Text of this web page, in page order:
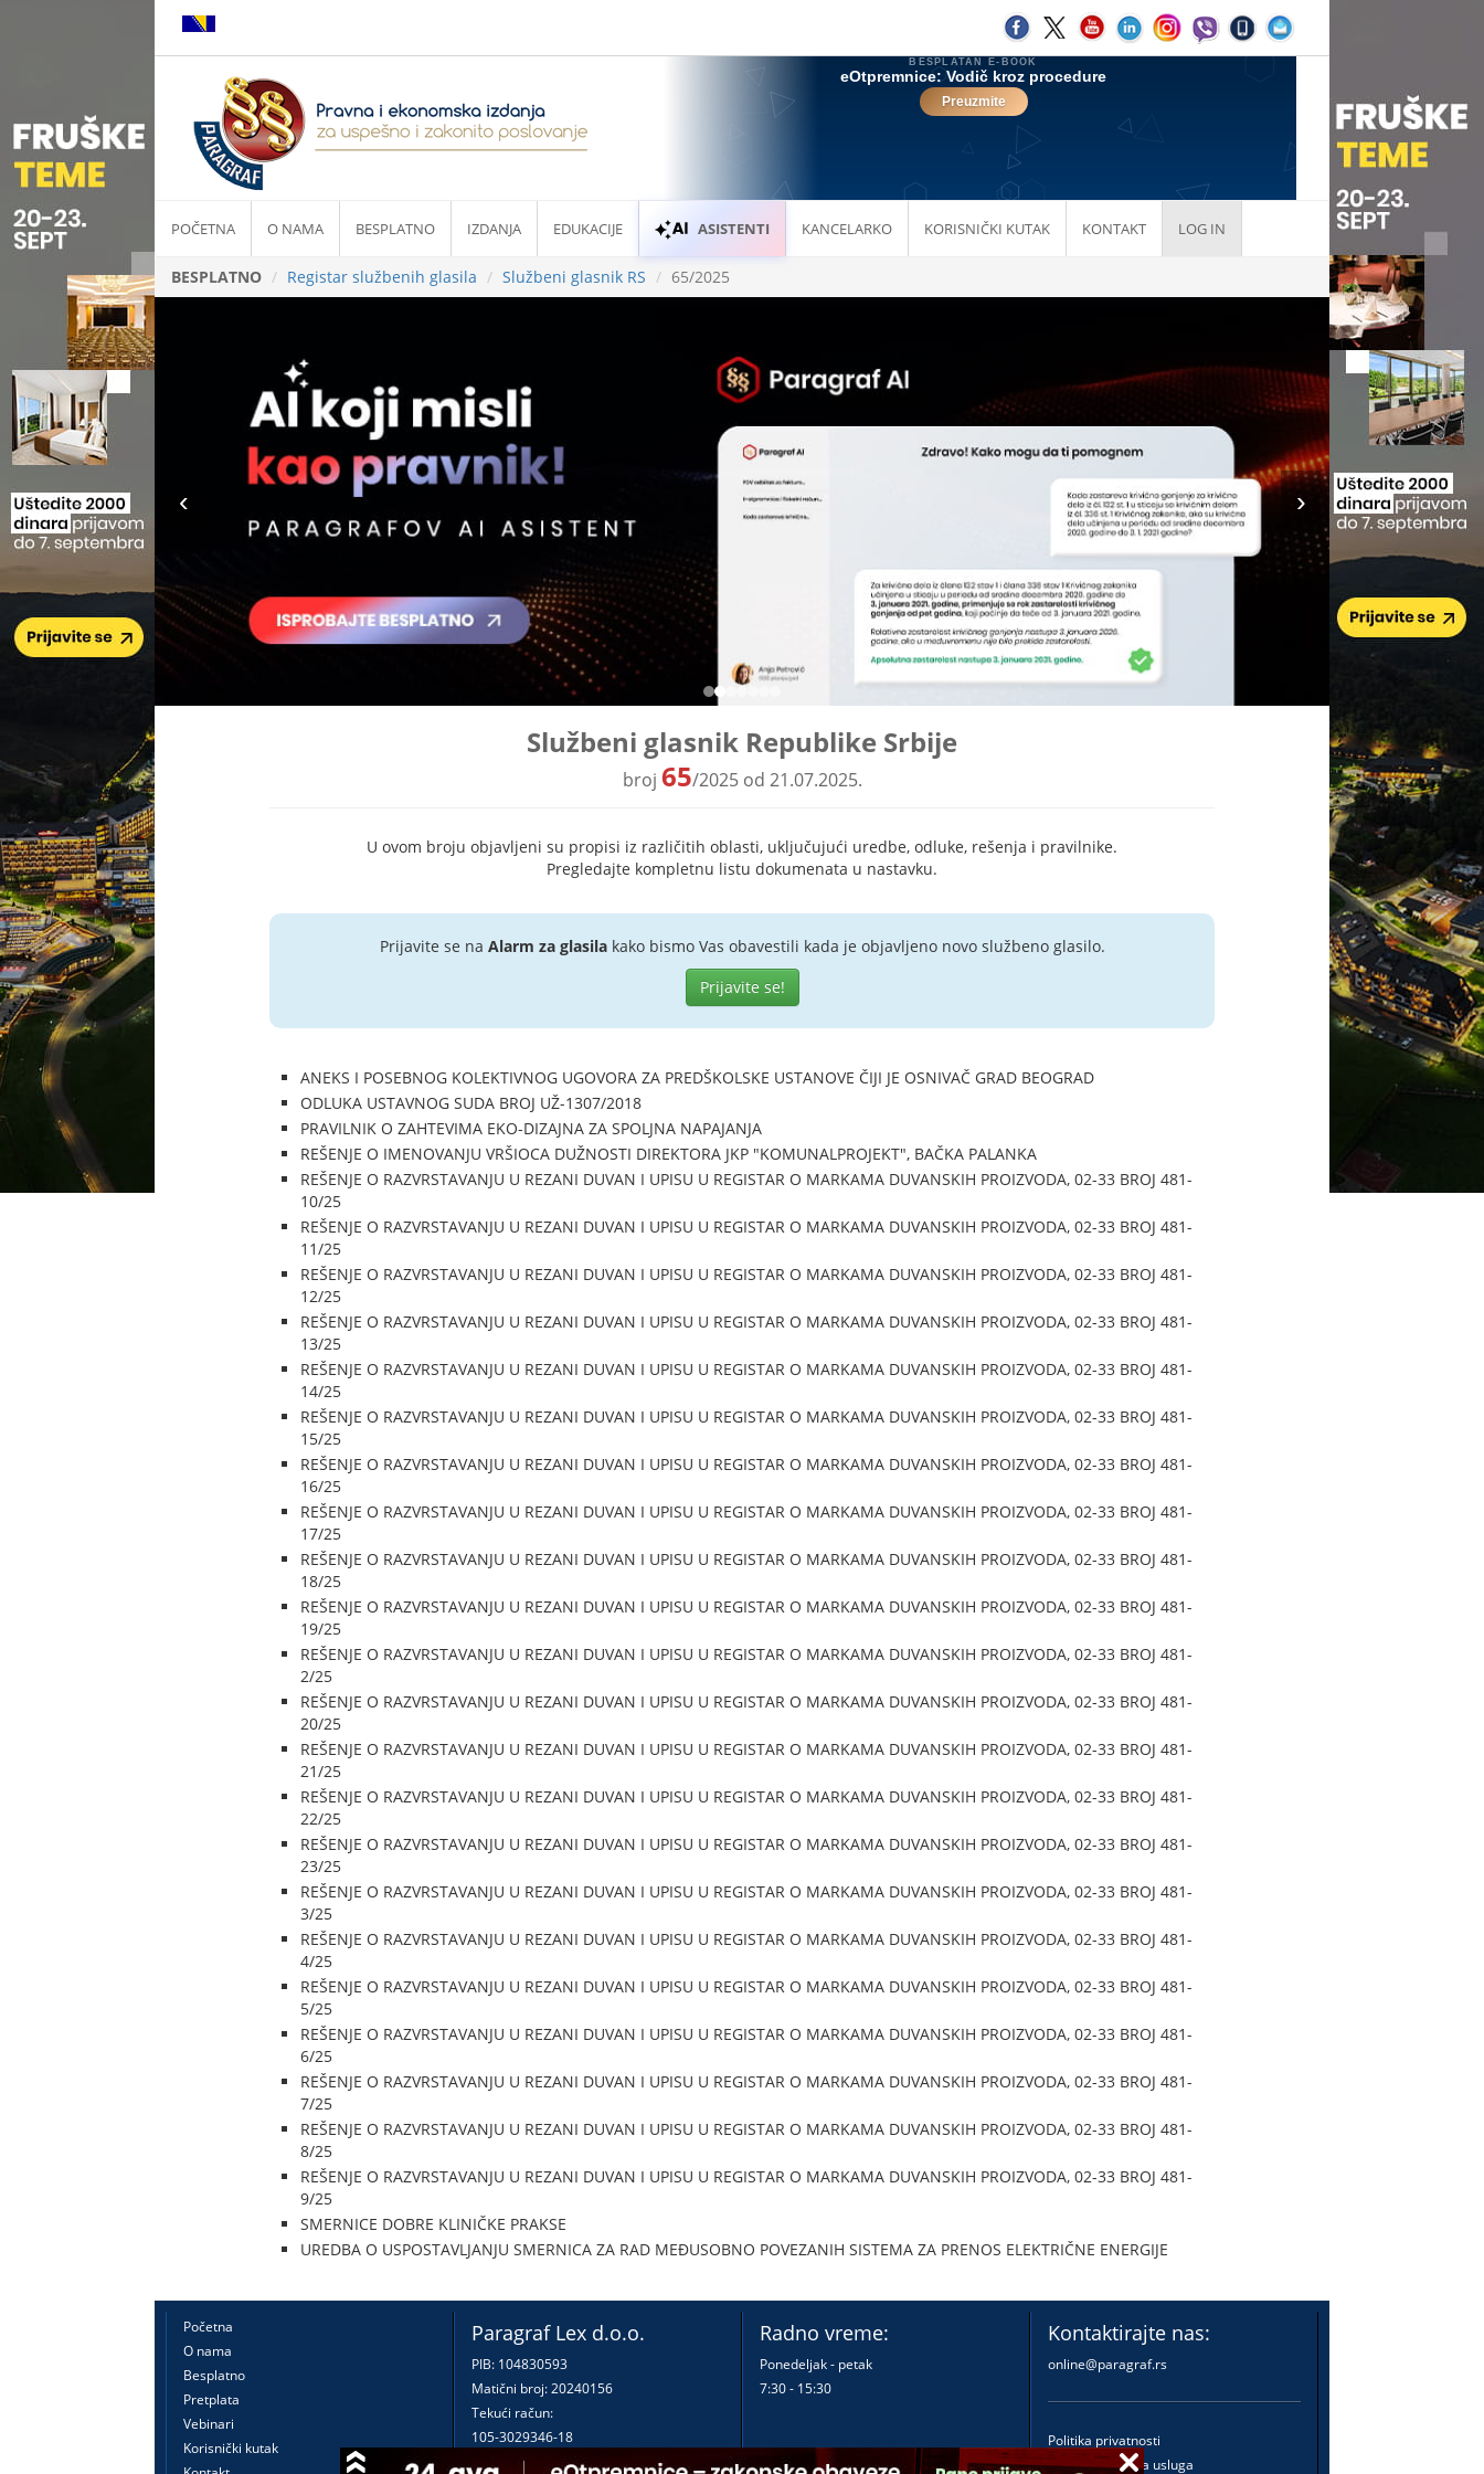
POČETNA O NAMA BESPLATNO IZDANJA EDUKACIJE ASISTENTI KANCELARKO KORISNIČKI KUTAK KONTAKT LOG IN
BESPLATNO Registar službenih glasila Službeni glasnik RS 65/2025
Službeni glasnik Republike Srbije
broj 65/2025 od 21.07.2025.
U ovom broju objavljeni su propisi iz različitih oblasti, uključujući uredbe, odluke, rešenja i pravilnike.
Pregledajte kompletnu listu dokumenata u nastavku.
Prijavite se na Alarm za glasilakako bismo Vas obavestili kada je objavljeno novo službeno glasilo.
Prijavite se!
ANEKS I POSEBNOG KOLEKTIVNOG UGOVORA ZA PREDŠKOLSKE USTANOVE ČIJI JE OSNIVAČ GRAD BEOGRAD
ODLUKA USTAVNOG SUDA BROJ UŽ-1307/2018
PRAVILNIK O ZAHTEVIMA EKO-DIZAJNA ZA SPOLJNA NAPAJANJA
REŠENJE O IMENOVANJU VRŠIOCA DUŽNOSTI DIREKTORA JKP "KOMUNALPROJEKT", BAČKA PALANKA
REŠENJE O RAZVRSTAVANJU U REZANI DUVAN I UPISU U REGISTAR O MARKAMA DUVANSKIH PROIZVODA, 02-33 BROJ 481-
10/25
REŠENJE O RAZVRSTAVANJU U REZANI DUVAN I UPISU U REGISTAR O MARKAMA DUVANSKIH PROIZVODA, 02-33 BROJ 481-
11/25
REŠENJE O RAZVRSTAVANJU U REZANI DUVAN I UPISU U REGISTAR O MARKAMA DUVANSKIH PROIZVODA, 02-33 BROJ 481-
12/25
REŠENJE O RAZVRSTAVANJU U REZANI DUVAN I UPISU U REGISTAR O MARKAMA DUVANSKIH PROIZVODA, 02-33 BROJ 481-
13/25
REŠENJE O RAZVRSTAVANJU U REZANI DUVAN I UPISU U REGISTAR O MARKAMA DUVANSKIH PROIZVODA, 02-33 BROJ 481-
14/25
REŠENJE O RAZVRSTAVANJU U REZANI DUVAN I UPISU U REGISTAR O MARKAMA DUVANSKIH PROIZVODA, 02-33 BROJ 481-
15/25
REŠENJE O RAZVRSTAVANJU U REZANI DUVAN I UPISU U REGISTAR O MARKAMA DUVANSKIH PROIZVODA, 02-33 BROJ 481-
16/25
REŠENJE O RAZVRSTAVANJU U REZANI DUVAN I UPISU U REGISTAR O MARKAMA DUVANSKIH PROIZVODA, 02-33 BROJ 481-
17/25
REŠENJE O RAZVRSTAVANJU U REZANI DUVAN I UPISU U REGISTAR O MARKAMA DUVANSKIH PROIZVODA, 02-33 BROJ 481-
18/25
REŠENJE O RAZVRSTAVANJU U REZANI DUVAN I UPISU U REGISTAR O MARKAMA DUVANSKIH PROIZVODA, 02-33 BROJ 481-
19/25
REŠENJE O RAZVRSTAVANJU U REZANI DUVAN I UPISU U REGISTAR O MARKAMA DUVANSKIH PROIZVODA, 02-33 BROJ 481-
2/25
REŠENJE O RAZVRSTAVANJU U REZANI DUVAN I UPISU U REGISTAR O MARKAMA DUVANSKIH PROIZVODA, 02-33 BROJ 481-
20/25
REŠENJE O RAZVRSTAVANJU U REZANI DUVAN I UPISU U REGISTAR O MARKAMA DUVANSKIH PROIZVODA, 02-33 BROJ 481-
21/25
REŠENJE O RAZVRSTAVANJU U REZANI DUVAN I UPISU U REGISTAR O MARKAMA DUVANSKIH PROIZVODA, 02-33 BROJ 481-
22/25
REŠENJE O RAZVRSTAVANJU U REZANI DUVAN I UPISU U REGISTAR O MARKAMA DUVANSKIH PROIZVODA, 02-33 BROJ 481-
23/25
REŠENJE O RAZVRSTAVANJU U REZANI DUVAN I UPISU U REGISTAR O MARKAMA DUVANSKIH PROIZVODA, 02-33 BROJ 481-
3/25
REŠENJE O RAZVRSTAVANJU U REZANI DUVAN I UPISU U REGISTAR O MARKAMA DUVANSKIH PROIZVODA, 02-33 BROJ 481-
4/25
REŠENJE O RAZVRSTAVANJU U REZANI DUVAN I UPISU U REGISTAR O MARKAMA DUVANSKIH PROIZVODA, 02-33 BROJ 481-
5/25
REŠENJE O RAZVRSTAVANJU U REZANI DUVAN I UPISU U REGISTAR O MARKAMA DUVANSKIH PROIZVODA, 02-33 BROJ 481-
6/25
REŠENJE O RAZVRSTAVANJU U REZANI DUVAN I UPISU U REGISTAR O MARKAMA DUVANSKIH PROIZVODA, 02-33 BROJ 481-
7/25
REŠENJE O RAZVRSTAVANJU U REZANI DUVAN I UPISU U REGISTAR O MARKAMA DUVANSKIH PROIZVODA, 02-33 BROJ 481-
8/25
REŠENJE O RAZVRSTAVANJU U REZANI DUVAN I UPISU U REGISTAR O MARKAMA DUVANSKIH PROIZVODA, 02-33 BROJ 481-
9/25
SMERNICE DOBRE KLINIČKE PRAKSE
UREDBA O USPOSTAVLJANJU SMERNICA ZA RAD MEĐUSOBNO POVEZANIH SISTEMA ZA PRENOS ELEKTRIČNE ENERGIJE
Početna
O nama
Besplatno
Pretplata
Vebinari
Korisnički kutak
Paragraf Lex d.o.o.
PIB: 104830593
Matični broj: 20240156
Tekući račun:
105-3029346-18
160-0000000380290-23
Radno vreme:
Ponedeljak - petak
7:30 - 15:30
Kontaktirajte nas:
online@paragraf.rs
Politika privatnosti
Politika pružanja usluga